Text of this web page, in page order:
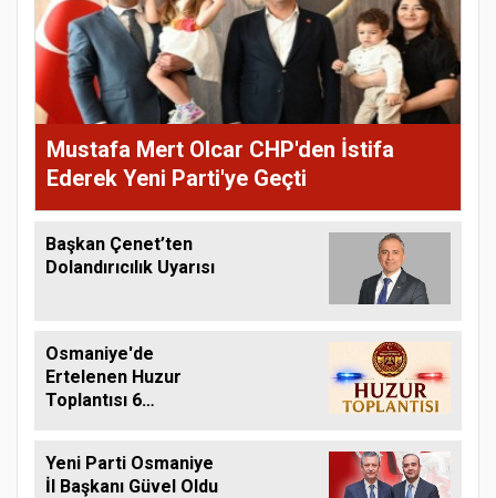
Mustafa Mert Olcar CHP'den İstifa
Ederek Yeni Parti'ye Geçti
Başkan Çenet’ten
Dolandırıcılık Uyarısı
Osmaniye'de
Ertelenen Huzur
Toplantısı 6
Yeni Parti Osmaniye
İl Başkanı Güvel Oldu